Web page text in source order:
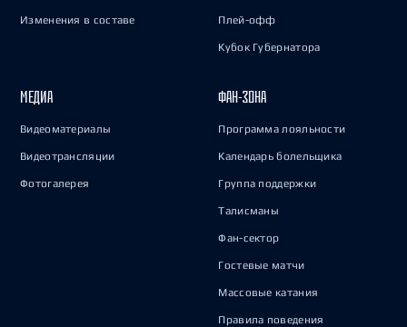
Изменения в составе Плей-офф
Кубок Губернатора
МЕДИА
Видеоматериалы
Видеотрансляции
Фотогалерея
ФАН-ЗОНА
Программа лояльности
Календарь болельщика
Группа поддержки
Талисманы
Фан-сектор
Гостевые матчи
Массовые катания
Правила поведения